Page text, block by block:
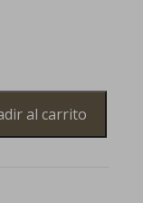
al carrito